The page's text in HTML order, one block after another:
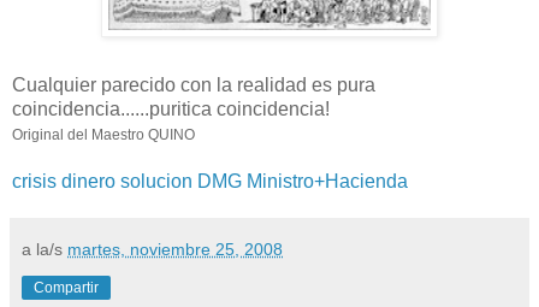
Cualquier parecido con la realidad es pura
coincidencia......puritica coincidencia!
Original del Maestro QUINO
crisis dinero solucion DMG Ministro+Hacienda
a la/s martes, noviembre 25, 2008
Compartir